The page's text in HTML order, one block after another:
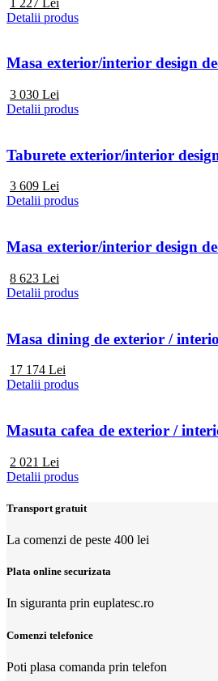
Detalii produs
Masa exterior/interior design
3 030 Lei
Detalii produs
Taburete exterior/interior
3 609 Lei
Detalii produs
Masa exterior/interior design
8 623 Lei
Detalii produs
Masa dining de exterior /
17 174 Lei
Detalii produs
Masuta cafea de exterior /
2 021 Lei
Detalii produs
Transport gratuit
La comenzi de peste 400 lei
Plata online securizata
In siguranta prin euplatesc.ro
Comenzi telefonice
Poti plasa comanda prin telefon